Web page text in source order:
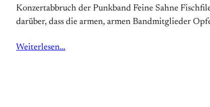
Konzertabbruch der Punkband Feine Sahne
darüber, dass die armen, armen Bandmitglieder
Weiterlesen…